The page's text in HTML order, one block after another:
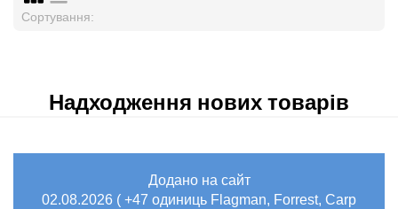
Сортування:
Надходження нових товарів
Додано на сайт
02.08.2026 ( +47 одиниць Flagman, Forrest, Carp